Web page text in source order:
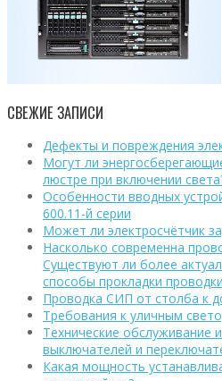
СВЕЖИЕ ЗАПИСИ
Дефекты и повреждения
Могут ли
люстре при включении
Особенности вводных
600.11-й серии
Может ли электросчётчик
Насколько современна
Существуют ли более
способы прокладки
Проводка СИП от столба к
Требования к уличным
Технические обслуживание
выключателей и
Какая мощность